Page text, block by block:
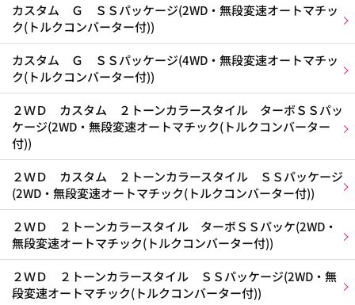
カスタム Ｇ ＳＳパッケージ(2WD・無段変速オートマチッ
ク(トルクコンバーター付))
カスタム Ｇ ＳＳパッケージ(4WD・無段変速オートマチッ
ク(トルクコンバーター付))
２ＷＤ カスタム ２トーンカラースタイル ターボＳＳパッ
ケージ(2WD・無段変速オートマチック(トルクコンバーター
付))
２ＷＤ カスタム ２トーンカラースタイル ＳＳパッケージ
(2WD・無段変速オートマチック(トルクコンバーター付))
２ＷＤ ２トーンカラースタイル ターボＳＳパッケ(2WD・
無段変速オートマチック(トルクコンバーター付))
２ＷＤ ２トーンカラースタイル ＳＳパッケージ(2WD・無
段変速オートマチック(トルクコンバーター付))